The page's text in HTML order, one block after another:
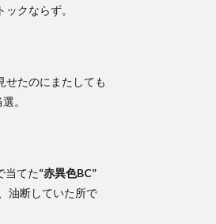
クならず。
せたのにまたしても
。
当てた“赤異色BC”
油断していた所で